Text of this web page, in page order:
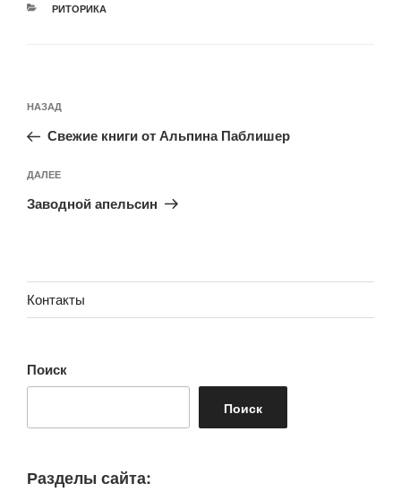
РУБРИКИ
РИТОРИКА
по
записям
Предыдущая
запись:
НАЗАД
Свежие книги от Альпина Паблишер
Следующая
запись
ДАЛЕЕ
Заводной апельсин
Контакты
Поиск
Поиск
Разделы сайта: